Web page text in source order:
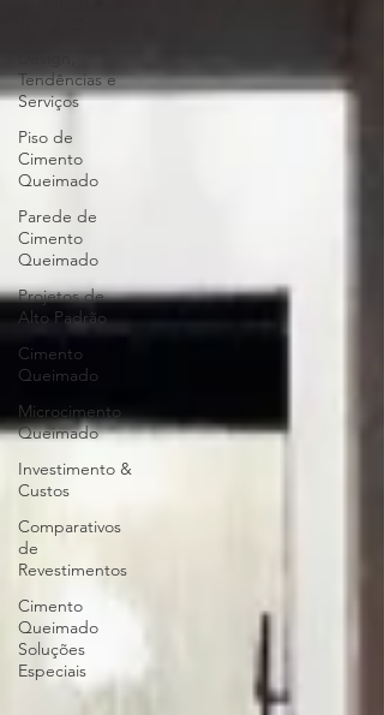
Tendências e
Serviços
Piso de
Cimento
Queimado
Parede de
Cimento
Queimado
Projetos de
Alto Padrão
Cimento
Queimado
Microcimento
Queimado
Investimento &
Custos
Comparativos
de
Revestimentos
Cimento
Queimado
Soluções
Especiais